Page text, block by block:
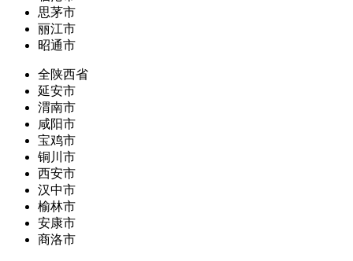
思茅市
丽江市
昭通市
全陕西省
延安市
渭南市
咸阳市
宝鸡市
铜川市
西安市
汉中市
榆林市
安康市
商洛市